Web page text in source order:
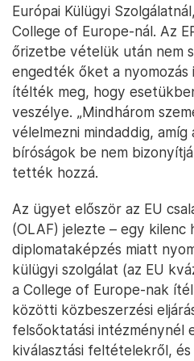
Európai Külügyi
College of Europe-nál. Az
őrizetbe vételük után nem
engedték őket a nyomozás
ítélték meg, hogy
veszélye. „Mindhárom
vélelmezni mindaddig,
bíróságok be nem
tették hozzá.
Az ügyet először az EU
(OLAF) jelezte – egy kilenc
diplomataképzés miatt
külügyi szolgálat (az EU
a College of Europe-nak
közötti közbeszerzési
felsőoktatási intézménynél
kiválasztási feltételekről, és